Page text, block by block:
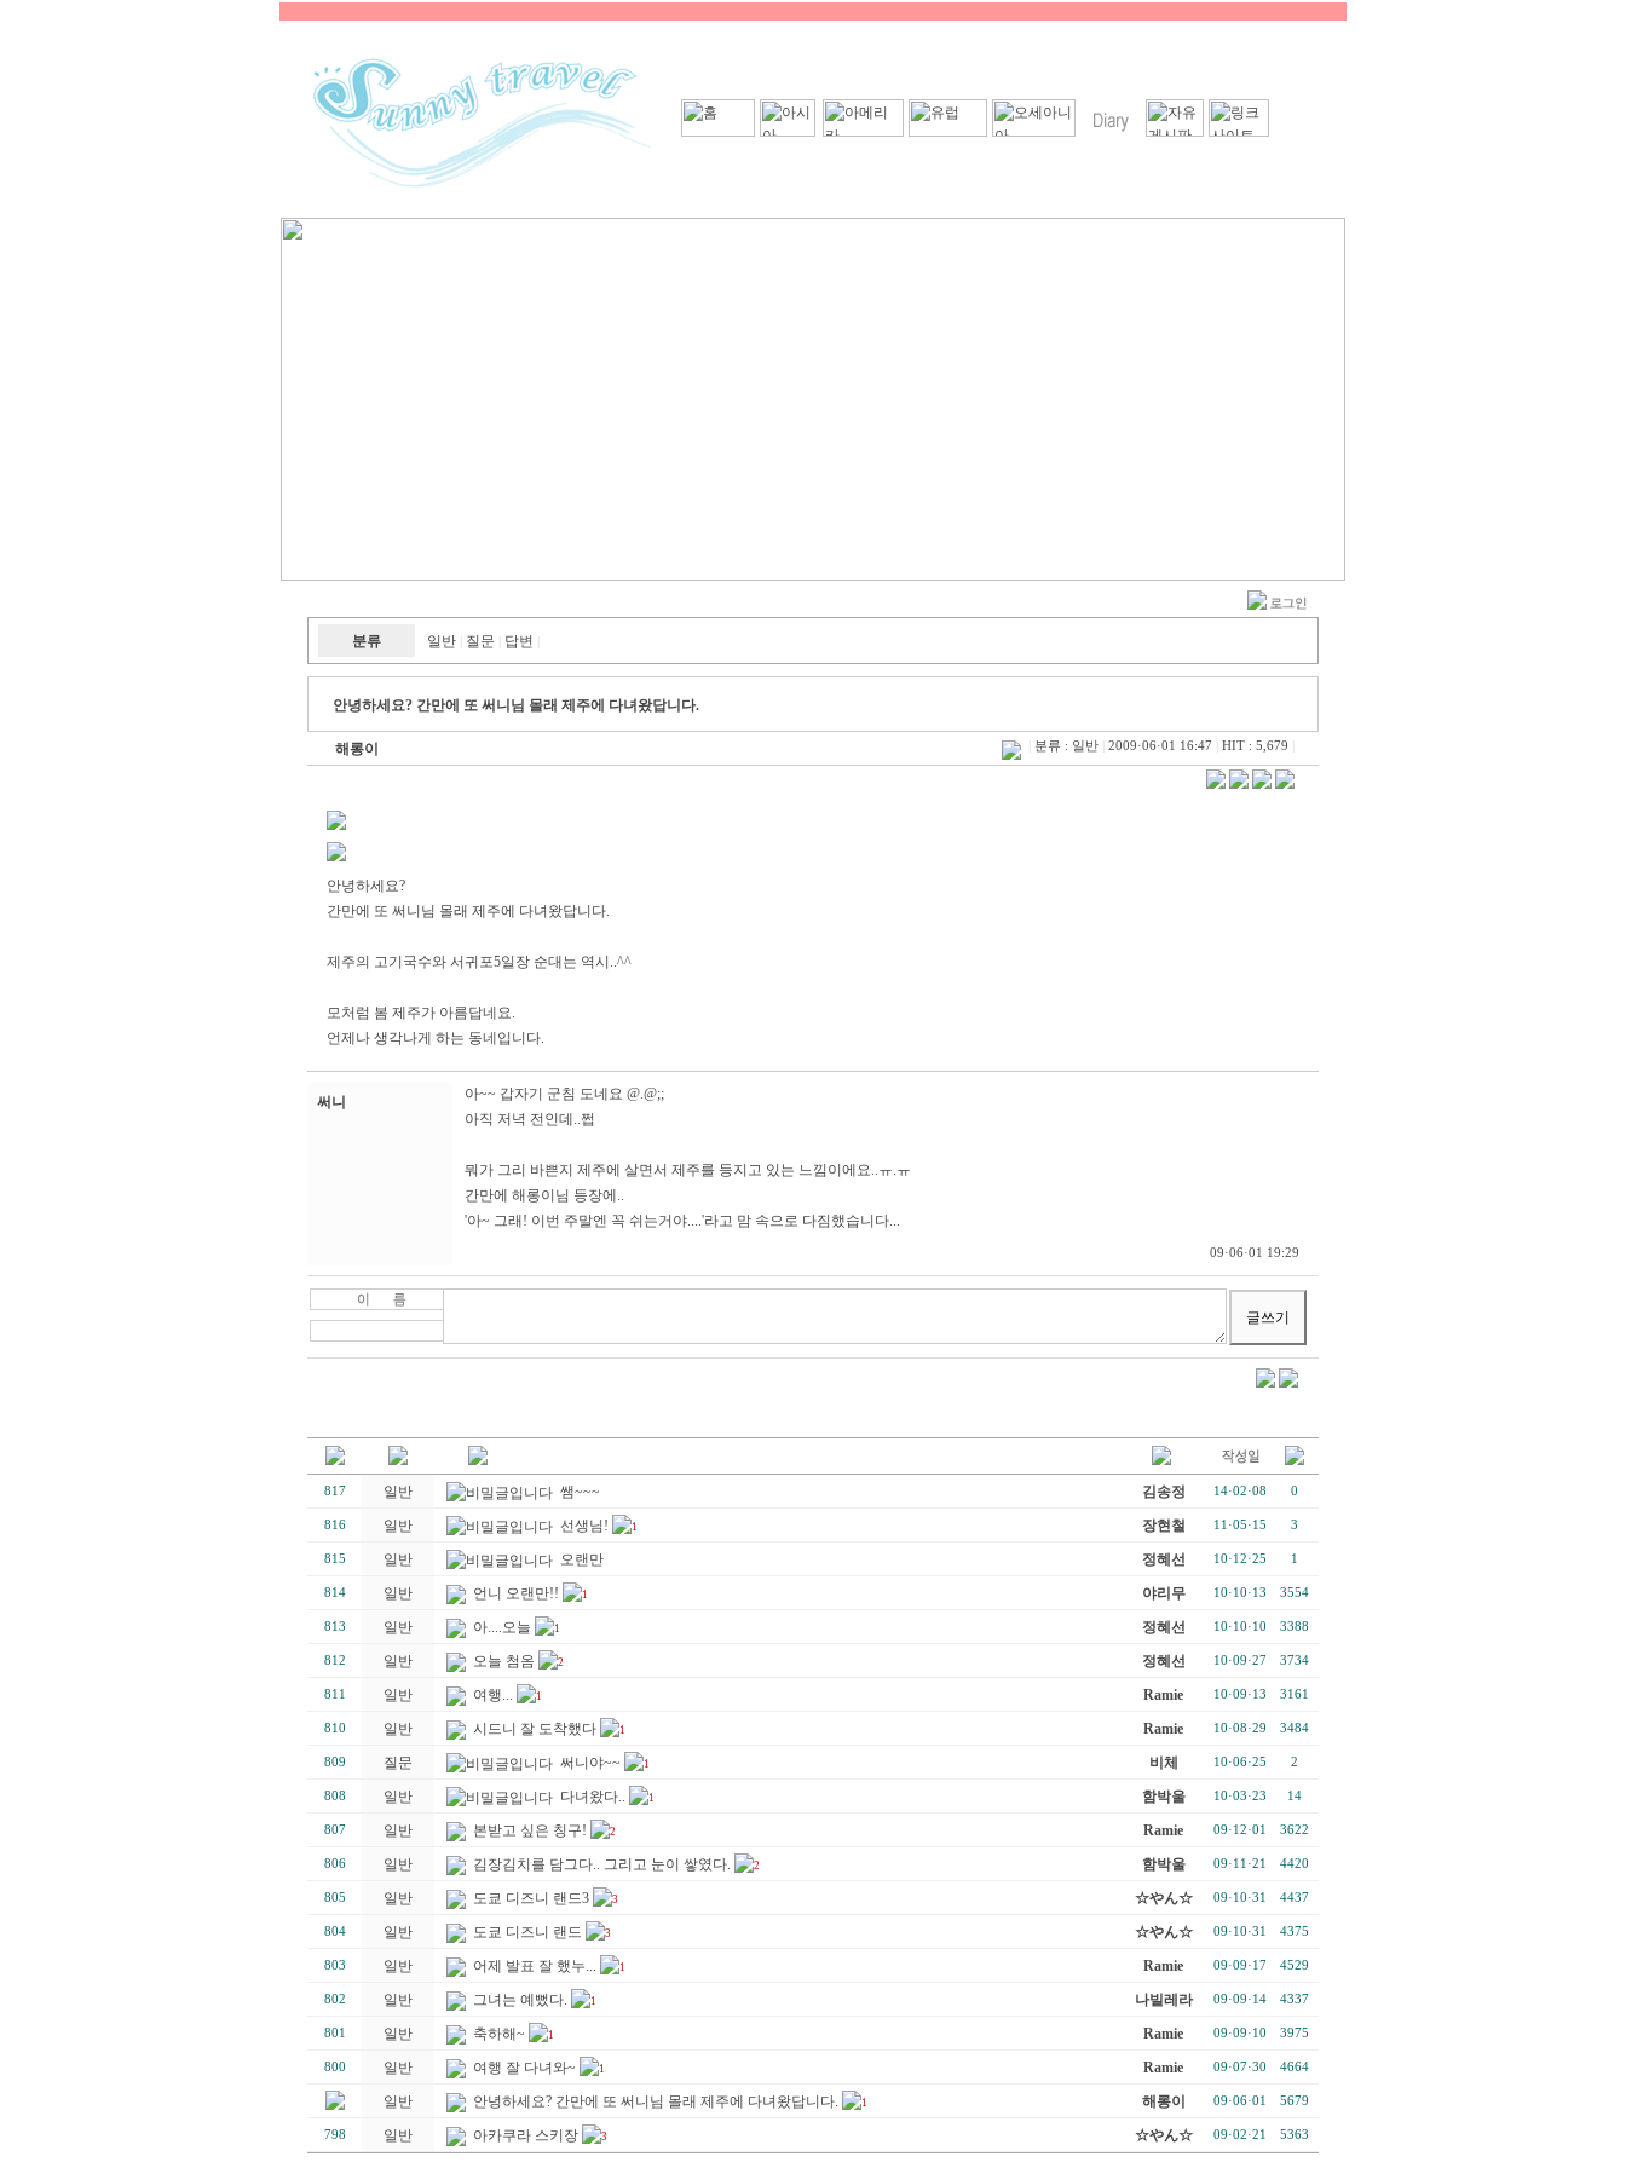
분류 일반 질문 답변
안녕하세요? 간만에 또 써니님 몰래 제주에 다녀왔답니다.
해롱이 분류 : 일반 2009·06·01 16:47 HIT : 5,679
안녕하세요?
간만에 또 써니님 몰래 제주에 다녀왔답니다.
제주의 고기국수와 서귀포5일장 순대는 역시..^^
모처럼 봄 제주가 아름답네요.
언제나 생각나게 하는 동네입니다.
써니
아~~ 갑자기 군침 도네요 @.@;;
아직 저녁 전인데..쩝
뭐가 그리 바쁜지 제주에 살면서 제주를 등지고 있는 느낌이에요..ㅠ.ㅠ
간만에 해롱이님 등장에..
'아~ 그래! 이번 주말엔 꼭 쉬는거야....'라고 맘 속으로 다짐했습니다...
09·06·01 19:29
817 일반 쌤~~~ 김송정 14·02·08 0
816 일반 선생님! 1 장현철 11·05·15 3
815 일반 오랜만 정혜선 10·12·25 1
814 일반 언니 오랜만!! 1 야리무 10·10·13 3554
813 일반 아....오늘 1 정혜선 10·10·10 3388
812 일반 오늘 첨옴 2 정혜선 10·09·27 3734
811 일반 여행... 1 Ramie 10·09·13 3161
810 일반 시드니 잘 도착했다 1 Ramie 10·08·29 3484
809 질문 써니야~~ 1 비체 10·06·25 2
808 일반 다녀왔다.. 1 함박울 10·03·23 14
807 일반 본받고 싶은 칭구! 2 Ramie 09·12·01 3622
806 일반 김장김치를 담그다.. 그리고 눈이 쌓였다. 2 함박울 09·11·21 4420
805 일반 도쿄 디즈니 랜드3 3 ☆やん☆ 09·10·31 4437
804 일반 도쿄 디즈니 랜드 3 ☆やん☆ 09·10·31 4375
803 일반 어제 발표 잘 했누... 1 Ramie 09·09·17 4529
802 일반 그녀는 예뻤다. 1 나빌레라 09·09·14 4337
801 일반 축하해~ 1 Ramie 09·09·10 3975
800 일반 여행 잘 다녀와~ 1 Ramie 09·07·30 4664
일반 안녕하세요? 간만에 또 써니님 몰래 제주에 다녀왔답니다. 1 해롱이 09·06·01 5679
798 일반 아카쿠라 스키장 3 ☆やん☆ 09·02·21 5363